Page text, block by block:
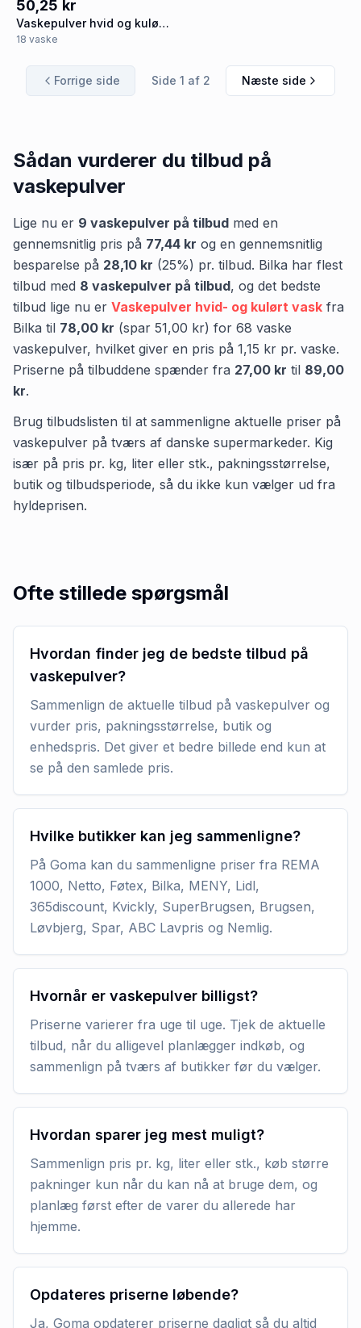
50,25 kr
Vaskepulver hvid og kulørt
vask
18 vaske
Forrige side Side 1 af 2 Næste side
Sådan vurderer du tilbud på
vaskepulver
Lige nu er 9 vaskepulver på tilbud med en
gennemsnitlig pris på 77,44 kr og en gennemsnitlig
besparelse på 28,10 kr (25%) pr. tilbud. Bilka har flest
tilbud med 8 vaskepulver på tilbud, og det bedste
tilbud lige nu er Vaskepulver hvid- og kulørt vask fra
Bilka til 78,00 kr (spar 51,00 kr) for 68 vaske
vaskepulver, hvilket giver en pris på 1,15 kr pr. vaske.
Priserne på tilbuddene spænder fra 27,00 kr til 89,00
kr.
Brug tilbudslisten til at sammenligne aktuelle priser på
vaskepulver på tværs af danske supermarkeder. Kig
især på pris pr. kg, liter eller stk., pakningsstørrelse,
butik og tilbudsperiode, så du ikke kun vælger ud fra
hyldeprisen.
Ofte stillede spørgsmål
Hvordan finder jeg de bedste tilbud på
vaskepulver?
Sammenlign de aktuelle tilbud på vaskepulver og
vurder pris, pakningsstørrelse, butik og
enhedspris. Det giver et bedre billede end kun at
se på den samlede pris.
Hvilke butikker kan jeg sammenligne?
På Goma kan du sammenligne priser fra REMA
1000, Netto, Føtex, Bilka, MENY, Lidl,
365discount, Kvickly, SuperBrugsen, Brugsen,
Løvbjerg, Spar, ABC Lavpris og Nemlig.
Hvornår er vaskepulver billigst?
Priserne varierer fra uge til uge. Tjek de aktuelle
tilbud, når du alligevel planlægger indkøb, og
sammenlign på tværs af butikker før du vælger.
Hvordan sparer jeg mest muligt?
Sammenlign pris pr. kg, liter eller stk., køb større
pakninger kun når du kan nå at bruge dem, og
planlæg først efter de varer du allerede har
hjemme.
Opdateres priserne løbende?
Ja, Goma opdaterer priserne dagligt så du altid